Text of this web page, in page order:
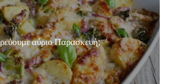
αύριο Παρασκευή;